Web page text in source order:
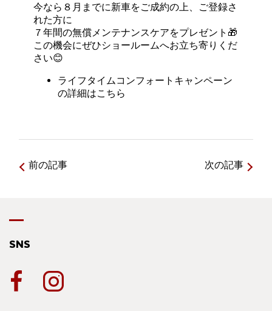
今なら８月までに新車をご成約の上、ご登録さ
れた方に
７年間の無償メンテナンスケアをプレゼント🎁
この機会にぜひショールームへお立ち寄りくだ
さい😊
ライフタイムコンフォートキャンペーン
の詳細はこちら
前の記事 次の記事
SNS